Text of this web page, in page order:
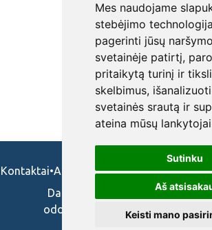
Mes naudojame
stebėjimo
pagerinti jūsų
svetainėje patirtį,
pritaikytą turinį ir
skelbimus,
svetainės srautą ir
ateina mūsų
Sutinku
Aš
Keisti mano
Kontaktai•Apie mus•Naudojimosi taisykės
Darbo skelbimai ir pasiūlymai:
odontologams, slaugytojams,